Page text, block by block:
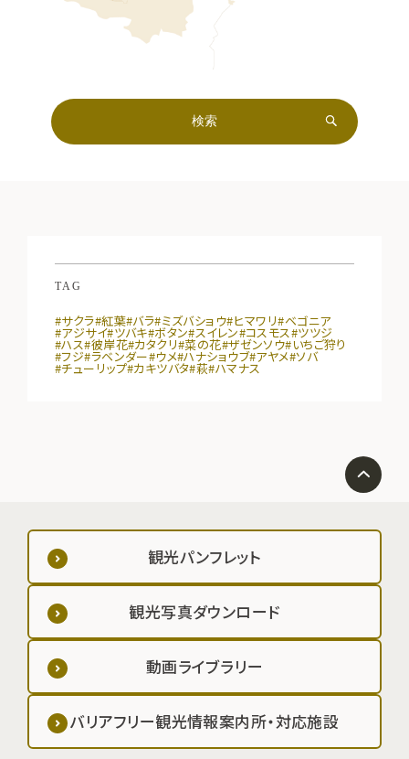
TAG
#サクラ#紅葉#バラ#ミズバショウ#ヒマワリ#ベゴニア
#アジサイ#ツバキ#ボタン#スイレン#コスモス#ツツジ
#ハス#彼岸花#カタクリ#菜の花#ザゼンソウ#いちご狩り
#フジ#ラベンダー#ウメ#ハナショウブ#アヤメ#ソバ
#チューリップ#カキツバタ#萩#ハマナス
観光パンフレット
観光写真ダウンロード
動画ライブラリー
バリアフリー観光情報案内所・対応施設